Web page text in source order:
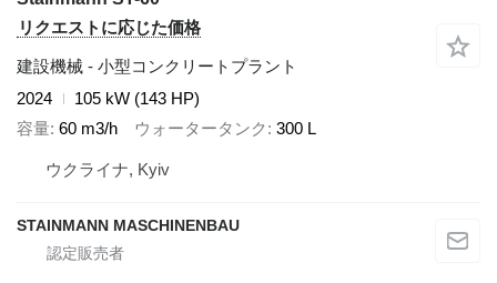
リクエストに応じた価格
建設機械 - 小型コンクリートプラント
2024
105 kW (143 HP)
容量 60 m3/h ウォータータンク 300 L
ウクライナ, Kyiv
STAINMANN MASCHINENBAU